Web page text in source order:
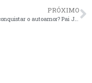
PRÓXIMO
Como conquistar o autoamor? Pai João da Angola tem ensinamentos valiosos para melhorar a relação consigo mesmo!